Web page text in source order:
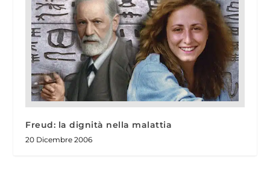
Freud: la dignità nella malattia
20 Dicembre 2006